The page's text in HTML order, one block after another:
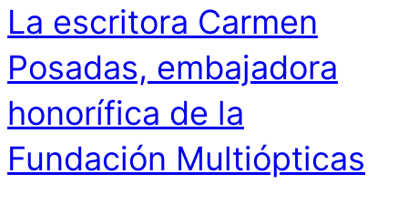
La escritora Carmen
Posadas, embajadora
honorífica de la
Fundación Multiópticas